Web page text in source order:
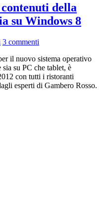
della
su Windows 8
3 commenti
il nuovo sistema operativo
su PC che tablet, è
con tutti i ristoranti
esperti di Gambero Rosso.